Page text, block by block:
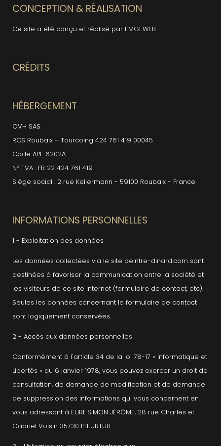
CONCEPTION & RÉALISATION
Ce site a été conçu et réalisé par EMGEWEB
CRÉDITS
HÉBERGEMENT
OVH SAS
RCS Roubaix – Tourcoing 424 761 419 00045
Code APE 6202A
N° TVA : FR 22 424 761 419
Siège social : 2 rue Kellermann - 59100 Roubaix - France
INFORMATIONS PERSONNELLES
1 - Exploitation des données
Les données collectées via le site peintre-dinard.com sont
destinées à favoriser la communication entre la société et
les visiteurs de ce site Internet (formulaire de contact, etc).
Seules les données concernant le formulaire de contact
sont logiquement conservées.
2 - Accès aux données personnelles
Conformément à l'article 34 de la loi 78-17 « Informatique et
Libertés » du 6 janvier 1978, vous pouvez exercer un droit de
consultation, de demande de modification et de demande
de suppression des informations qui vous concernent en
vous adressant à EURL SIMON JÉRÔME, 28 rue Charles et
Gabriel Voisin 35730 PLEURTUIT.